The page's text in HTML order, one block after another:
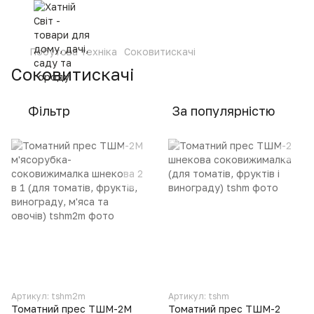
Побутова техніка Соковитискачі
Соковитискачі
Фільтр За популярністю
Артикул: tshm2m
Томатний прес ТШМ-2М
Артикул: tshm
Томатний прес ТШМ-2